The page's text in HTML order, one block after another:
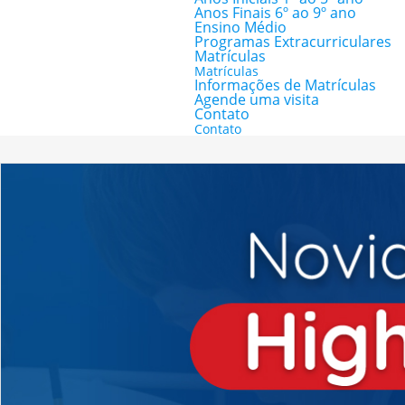
Anos Finais 6º ao 9º ano
Ensino Médio
Programas Extracurriculares
Matrículas
Matrículas
Informações de Matrículas
Agende uma visita
Contato
Contato